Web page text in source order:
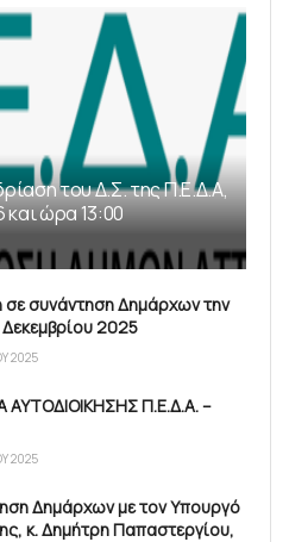
του Δ.Σ. της Π.Ε.Δ.Α,
ώρα 13:00
συνάντηση Δημάρχων την
2025
2025
ΑΥΤΟΔΙΟΙΚΗΣΗΣ Π.Ε.Δ.Α. –
2025
Δημάρχων με τον Υπουργό
κ. Δημήτρη Παπαστεργίου,